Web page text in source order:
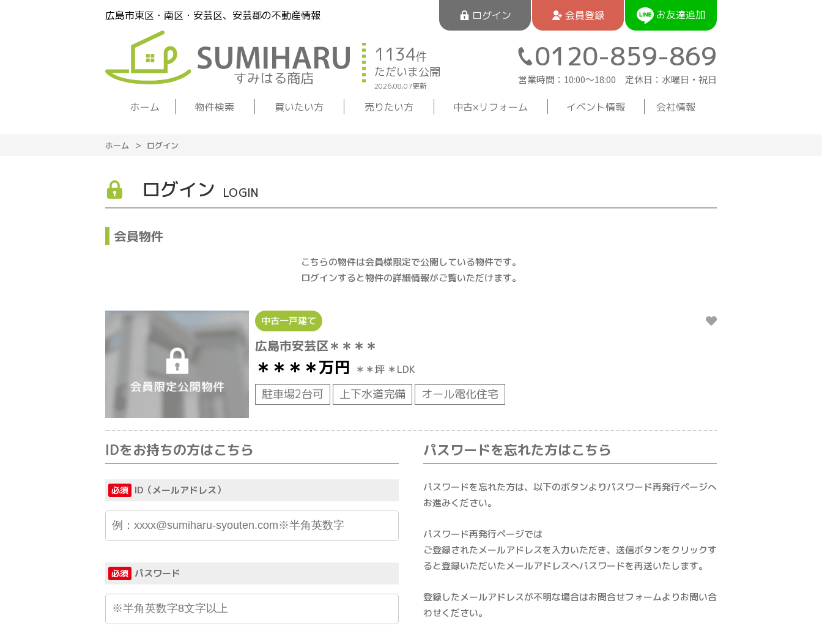
広島市東区・南区・安芸区、安芸郡の不動産情報 ログイン 会員登録 お友達追加
1134件
ただいま公開
2026.08.07更新
0120-859-869
営業時間：10:00〜18:00 定休日：水曜日・祝日
ホーム 物件検索 買いたい方 売りたい方 中古×リフォーム イベント情報 会社情報
ホーム ログイン
ログイン LOGIN
会員物件
こちらの物件は会員様限定で公開している物件です。
ログインすると物件の詳細情報がご覧いただけます。
中古一戸建て
広島市安芸区＊＊＊＊
＊＊＊＊万円 ＊＊坪 ＊LDK
駐車場2台可 上下水道完備 オール電化住宅
IDをお持ちの方はこちら
必須 ID（メールアドレス）
必須 パスワード
パスワードを忘れた方はこちら
パスワードを忘れた方は、以下のボタンよりパスワード再発行ページへ
お進みください。
パスワード再発行ページでは
ご登録されたメールアドレスを入力いただき、送信ボタンをクリックす
ると登録いただいたメールアドレスへパスワードを再送いたします。
登録したメールアドレスが不明な場合はお問合せフォームよりお問い合
わせください。